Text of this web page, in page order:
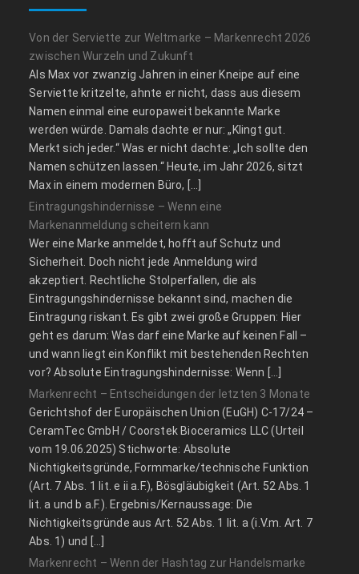
Von der Serviette zur Weltmarke – Markenrecht 2026
zwischen Wurzeln und Zukunft
Als Max vor zwanzig Jahren in einer Kneipe auf eine
Serviette kritzelte, ahnte er nicht, dass aus diesem
Namen einmal eine europaweit bekannte Marke
werden würde. Damals dachte er nur: „Klingt gut.
Merkt sich jeder.“ Was er nicht dachte: „Ich sollte den
Namen schützen lassen.“ Heute, im Jahr 2026, sitzt
Max in einem modernen Büro, […]
Eintragungshindernisse – Wenn eine
Markenanmeldung scheitern kann
Wer eine Marke anmeldet, hofft auf Schutz und
Sicherheit. Doch nicht jede Anmeldung wird
akzeptiert. Rechtliche Stolperfallen, die als
Eintragungshindernisse bekannt sind, machen die
Eintragung riskant. Es gibt zwei große Gruppen: Hier
geht es darum: Was darf eine Marke auf keinen Fall –
und wann liegt ein Konflikt mit bestehenden Rechten
vor? Absolute Eintragungshindernisse: Wenn […]
Markenrecht – Entscheidungen der letzten 3 Monate
Gerichtshof der Europäischen Union (EuGH) C‑17/24 –
CeramTec GmbH / Coorstek Bioceramics LLC (Urteil
vom 19.06.2025) Stichworte: Absolute
Nichtigkeitsgründe, Formmarke/technische Funktion
(Art. 7 Abs. 1 lit. e ii a.F.), Bösgläubigkeit (Art. 52 Abs. 1
lit. a und b a.F.). Ergebnis/Kernaussage: Die
Nichtigkeitsgründe aus Art. 52 Abs. 1 lit. a (i.V.m. Art. 7
Abs. 1) und […]
Markenrecht – Wenn der Hashtag zur Handelsmarke